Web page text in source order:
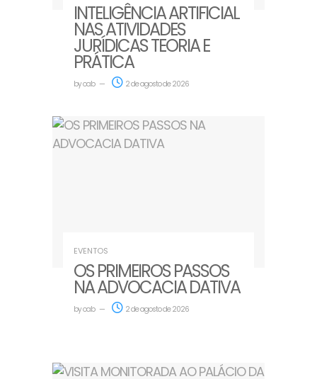
INTELIGÊNCIA ARTIFICIAL
NAS ATIVIDADES
JURÍDICAS TEORIA E
PRÁTICA
byoab 2 de agosto de 2026
EVENTOS
OS PRIMEIROS PASSOS
NA ADVOCACIA DATIVA
byoab 2 de agosto de 2026